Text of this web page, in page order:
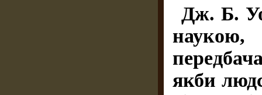
Дж. Б.
якби